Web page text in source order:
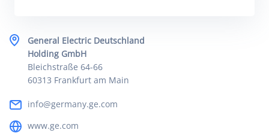
General Electric Deutschland
Holding GmbH
Bleichstraße 64-66
60313 Frankfurt am Main
info@germany.ge.com
www.ge.com